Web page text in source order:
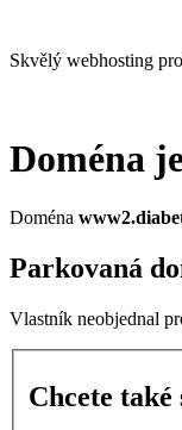
Skvělý webhosting
Doména
Doména
Parkovaná
Vlastník neobjednal
Chcete také